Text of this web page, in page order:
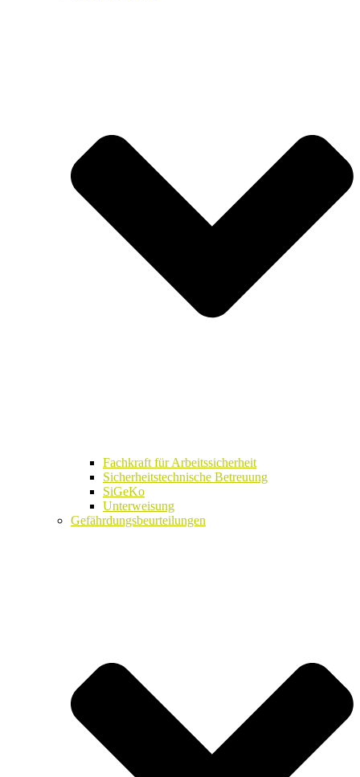
Fachkraft für Arbeitssicherheit
Sicherheitstechnische Betreuung
SiGeKo
Unterweisung
Gefährdungsbeurteilungen